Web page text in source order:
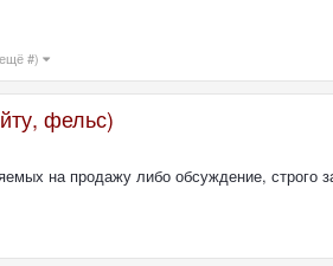
#)
фельс)
на продажу либо обсуждение, строго